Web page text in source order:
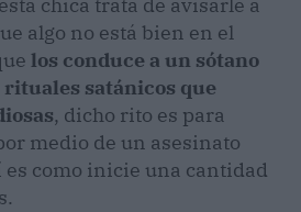
chica trata de avisarle a
algo no está bien en el
los conduce a un sótano
satánicos que
, dicho rito es para
medio de un asesinato
es como inicie una cantidad